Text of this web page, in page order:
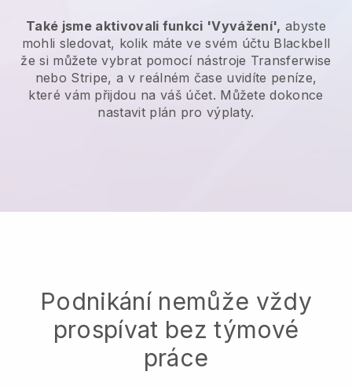
Také jsme aktivovali funkci 'Vyvážení', abyste
mohli sledovat, kolik máte ve svém účtu Blackbell
že si můžete vybrat pomocí nástroje Transferwise
nebo Stripe, a v reálném čase uvidíte peníze,
které vám přijdou na váš účet. Můžete dokonce
nastavit plán pro výplaty.
Podnikání nemůže vždy
prospívat bez týmové
práce